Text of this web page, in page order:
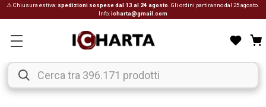
⚠ Chiusura estiva: spedizioni sospese dal 13 al 24 agosto . Gli ordini partiranno dal 25 agosto.
Info:icharta@gmail.com